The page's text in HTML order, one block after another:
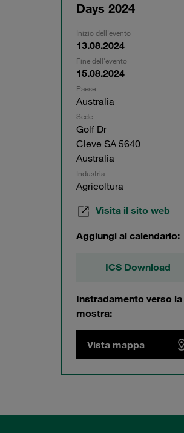
Days 2024
Inizio dell'evento
13.08.2024
Fine dell'evento
15.08.2024
Paese
Australia
Sede
Golf Dr
Cleve SA 5640
Australia
Industria
Agricoltura
Visita il sito web
Aggiungi al calendario:
ICS Download
Instradamento verso la
mostra:
Vista mappa